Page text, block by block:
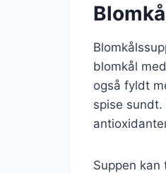
blomkål
også fyldt
spise
Suppen